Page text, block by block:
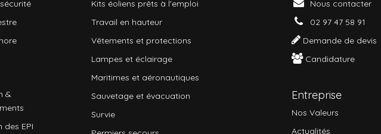
&
des EPI
Kits éoliens prêts à l'emploi
Travail en hauteur
Vêtements et protections
Lampes et éclairage
Maritimes et aéronautiques
Sauvetage et évacuation
Survie
Nous contacter
02 97 47 58 91
Demande de devis
Candidature
Entreprise
Nos Valeurs
Actualités